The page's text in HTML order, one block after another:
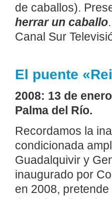
de caballos).
herrar un caballo
Canal Sur
El puente
2008: 13 de
Palma del Río.
Recordamos la
condicionada
Guadalquivir y
inaugurado por
en 2008,